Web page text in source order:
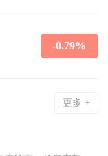
-0.79%
更多 +